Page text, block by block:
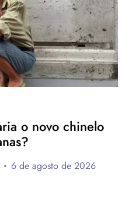
o novo chinelo
6 de agosto de 2026